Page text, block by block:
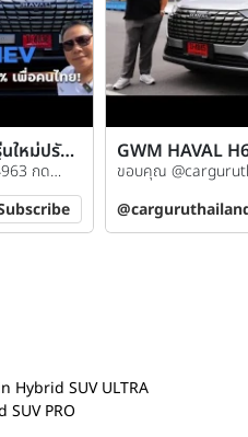
ใหม่ปรับ
กด
GWM HAVAL
80,000 บาท น่าเล่
ขอบคุณ
Hybrid SUV ULTRA
SUV PRO